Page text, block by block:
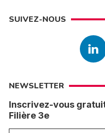
SUIVEZ-NOUS
NEWSLETTER
Inscrivez-vous
Filière 3e